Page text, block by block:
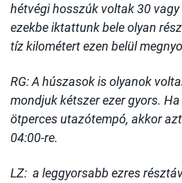
hétvégi hosszúk voltak 30 vagy
ezekbe iktattunk bele olyan
tíz kilométert ezen belül
RG: A húszasok is olyanok
mondjuk kétszer ezer gyors.
ötperces utazótempó, akkor
04:00-re.
LZ: a leggyorsabb ezres